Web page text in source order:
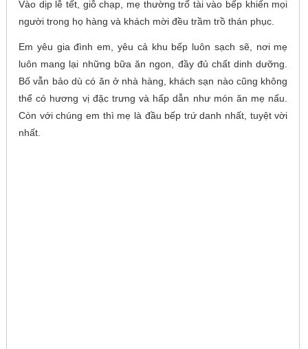
Vào dịp lễ tết, giỗ chạp, mẹ thường trổ tài vào bếp khiến mọi
người trong họ hàng và khách mời đều trầm trồ thán phục.
Em yêu gia đình em, yêu cả khu bếp luôn sạch sẽ, nơi mẹ
luôn mang lại những bữa ăn ngon, đầy đủ chất dinh dưỡng.
Bố vẫn bảo dù có ăn ở nhà hàng, khách sạn nào cũng không
thể có hương vị đặc trưng và hấp dẫn như món ăn mẹ nấu.
Còn với chúng em thì mẹ là đầu bếp trứ danh nhất, tuyệt vời
nhất.